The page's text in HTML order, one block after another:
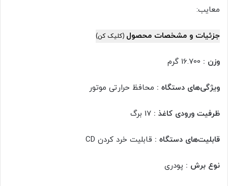
معایب:
جزئیات و مشخصات محصول (کلیک کن)
وزن :
ویژگی‌های دستگاه : محافظ حرارتی موتور
ظرفیت ورودی کاغذ :
قابلیت‌های دستگاه : قابلیت خرد کردن CD
نوع برش : پودری